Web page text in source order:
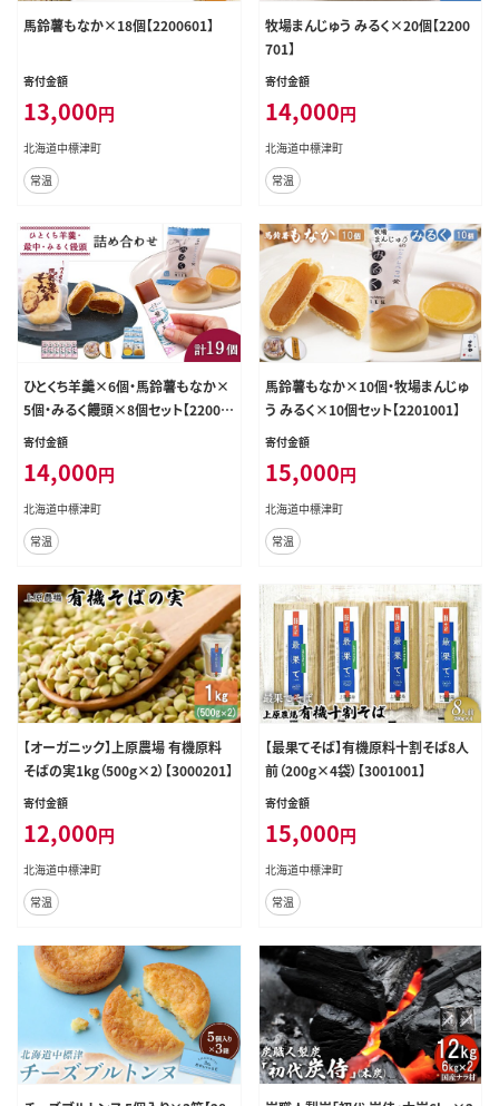
馬鈴薯もなか×18個【2200601】
寄付金額
13,000円
北海道中標津町
常温
牧場まんじゅう みるく×20個【2200
701】
寄付金額
14,000円
北海道中標津町
常温
ひとくち羊羹×6個・馬鈴薯もなか×
5個・みるく饅頭×8個セット【22008
01】
寄付金額
14,000円
北海道中標津町
常温
馬鈴薯もなか×10個・牧場まんじゅ
う みるく×10個セット【2201001】
寄付金額
15,000円
北海道中標津町
常温
【オーガニック】上原農場 有機原料
そばの実1kg（500g×2）【3000201】
寄付金額
12,000円
北海道中標津町
常温
【最果てそば】有機原料十割そば8人
前（200g×4袋）【3001001】
寄付金額
15,000円
北海道中標津町
常温